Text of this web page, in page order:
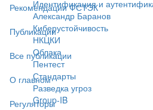
Рекомендации ФСТЭК
Публикации
Все публикации
О главном
Регуляторы
Идентификация и
Александр Баранов
Киберустойчивость
НКЦКИ
Облака
Пентест
Стандарты
Разведка угроз
Group-IB